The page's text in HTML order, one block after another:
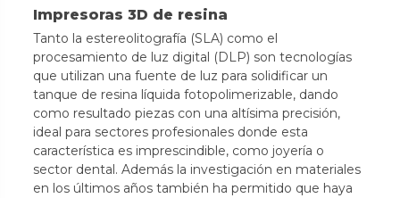
Impresoras 3D de resina
Tanto la estereolitografía (SLA) como el
procesamiento de luz digital (DLP) son tecnologías
que utilizan una fuente de luz para solidificar un
tanque de resina líquida fotopolimerizable, dando
como resultado piezas con una altísima precisión,
ideal para sectores profesionales donde esta
característica es imprescindible, como joyería o
sector dental. Además la investigación en materiales
en los últimos años también ha permitido que haya